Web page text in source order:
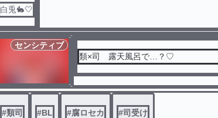
白兎🐇🤍
センシティブ
類×司 露天風呂で…？♡
#類司 #BL #腐ロセカ #司受け